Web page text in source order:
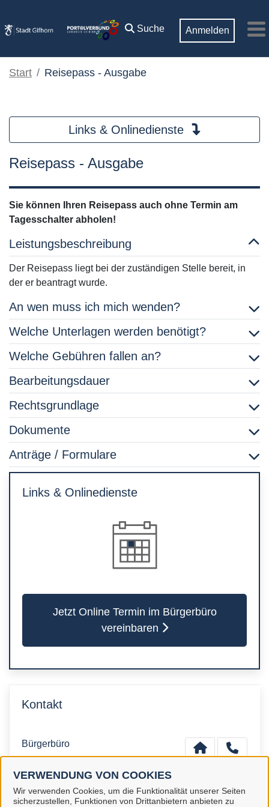
VERWENDUNG VON COOKIES
Wir verwenden Cookies, um die Funktionalität unserer Seiten
sicherzustellen, Funktionen von Drittanbietern anbieten zu
Suche Anmelden
Start Reisepass - Ausgabe
Links & Onlinedienste
Reisepass - Ausgabe
Sie können Ihren Reisepass auch ohne Termin am
Tagesschalter abholen!
Leistungsbeschreibung
Der Reisepass liegt bei der zuständigen Stelle bereit, in
der er beantragt wurde.
An wen muss ich mich wenden?
Welche Unterlagen werden benötigt?
Welche Gebühren fallen an?
Bearbeitungsdauer
Rechtsgrundlage
Dokumente
Anträge / Formulare
Links & Onlinedienste
Jetzt Online Termin im Bürgerbüro
vereinbaren
Kontakt
Bürgerbüro